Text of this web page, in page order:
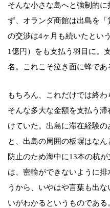
そんな小さな島へと強制的
ず、オランダ商館は出島を
の交渉は4ヶ月も続いたとい
1億円）をも支払う羽目に。
名。これこそ泣き面に蜂であ
もちろん、これだけでは終わ
そんな多大な金額を支払う
けていた。出島に滞在経験
と、出島の周囲の板塀はな
防止のため海中に13本の杭
は、密輸ができないように
うから、いやはや言葉も出
いがわかるというものである